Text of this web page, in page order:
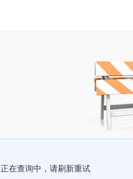
正在查询中，请刷新重试